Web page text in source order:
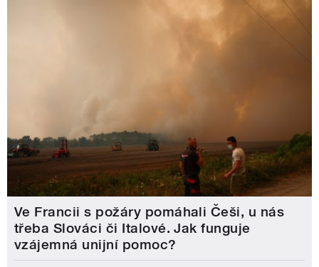
Ve Francii s požáry pomáhali Češi, u nás
třeba Slováci či Italové. Jak funguje
vzájemná unijní pomoc?